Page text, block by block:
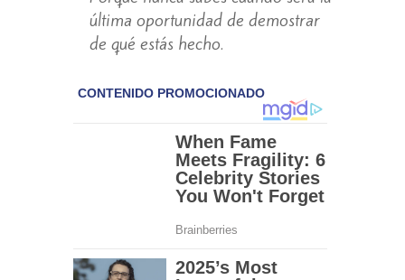
última oportunidad de demostrar
de qué estás hecho.